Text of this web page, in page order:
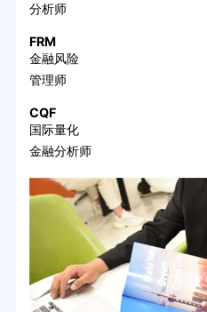
分析师
FRM
金融风险
管理师
CQF
国际量化
金融分析师